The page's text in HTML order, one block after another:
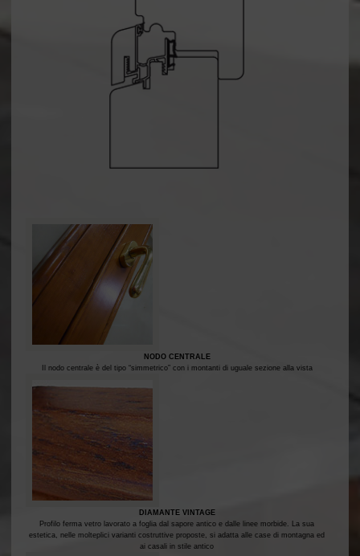
NODO CENTRALE
Il nodo centrale è del tipo “simmetrico” con i montanti di uguale sezione alla vista
DIAMANTE VINTAGE
Profilo ferma vetro lavorato a foglia dal sapore antico e dalle linee morbide. La sua
estetica, nelle molteplici varianti costruttive proposte, si adatta alle case di montagna ed
ai casali in stile antico